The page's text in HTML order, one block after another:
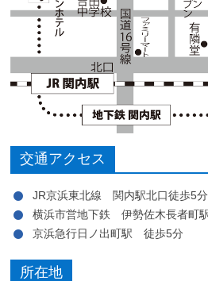
交通アクセス
JR京浜東北線 関内駅北口徒歩5分
横浜市営地下鉄 伊勢佐木長者町
京浜急行日ノ出町駅 徒歩5分
所在地